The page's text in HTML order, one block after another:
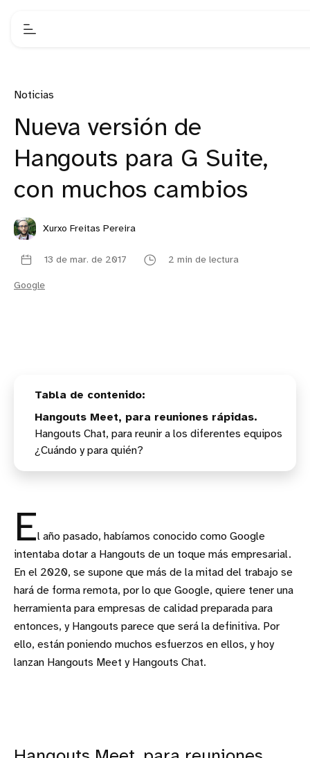
Noticias
Nueva versión de
Hangouts para G Suite,
con muchos cambios
Xurxo Freitas Pereira
13 de mar. de 2017 2 min de lectura
Google
Hangouts Meet, para reuniones rápidas.
Hangouts Chat, para reunir a los diferentes equipos
¿Cuándo y para quién?
El año pasado, habíamos conocido como Google
intentaba dotar a Hangouts de un toque más empresarial.
En el 2020, se supone que más de la mitad del trabajo se
hará de forma remota, por lo que Google, quiere tener una
herramienta para empresas de calidad preparada para
entonces, y Hangouts parece que será la definitiva. Por
ello, están poniendo muchos esfuerzos en ellos, y hoy
lanzan Hangouts Meet y Hangouts Chat.